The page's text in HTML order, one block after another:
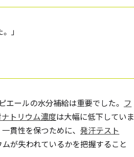
」
ールの水分補給は重要でした。 フ
トリウム濃度は大幅に低下していま
貫性を保つために、 発汗テスト
が失われているかを把握すること